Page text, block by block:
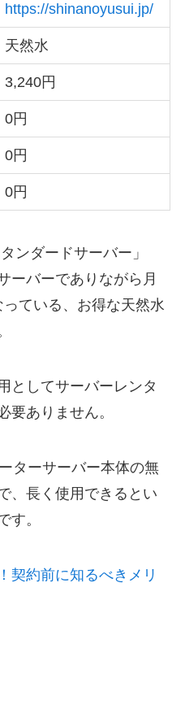
https://shinanoyusui.jp/
天然水
3,240円
0円
0円
0円
ンダードサーバー」
ーバーでありながら月
ている、お得な天然水
としてサーバーレンタ
要ありません。
ターサーバー本体の無
、長く使用できるとい
す。
契約前に知るべきメリ